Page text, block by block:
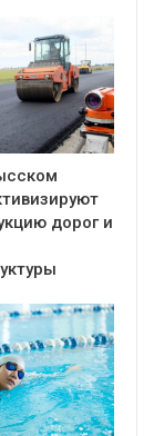
дорог и